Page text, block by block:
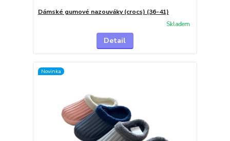
Dámské gumové nazouváky (crocs) (36-41)
Skladem
Detail
Novinka